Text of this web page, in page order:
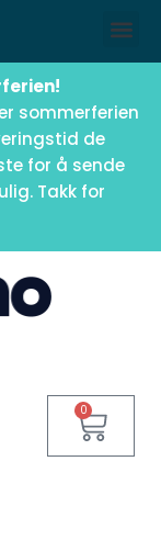
sommerferien
de
for å sende
Takk for
0